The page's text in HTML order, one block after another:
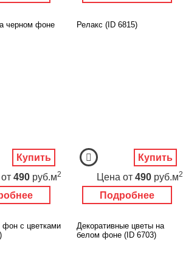
черном фоне
490 руб.м2
Купить
Релакс (ID 6815)
Подробнее
Цена от 490 руб.м2
Купить
с цветками
Декоративные цветы на
белом фоне (ID 6703)